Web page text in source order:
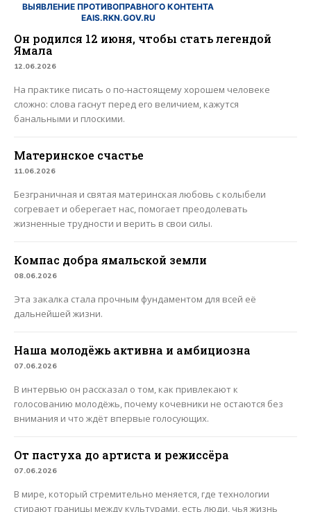
ВЫЯВЛЕНИЕ ПРОТИВОПРАВНОГО КОНТЕНТА
EAIS.RKN.GOV.RU
Он родился 12 июня, чтобы стать легендой
Ямала
12.06.2026
На практике писать о по-настоящему хорошем человеке
сложно: слова гаснут перед его величием, кажутся
банальными и плоскими.
Материнское счастье
11.06.2026
Безграничная и святая материнская любовь с колыбели
согревает и оберегает нас, помогает преодолевать
жизненные трудности и верить в свои силы.
Компас добра ямальской земли
08.06.2026
Эта закалка стала прочным фундаментом для всей её
дальнейшей жизни.
Наша молодёжь активна и амбициозна
07.06.2026
В интервью он рассказал о том, как привлекают к
голосованию молодёжь, почему кочевники не остаются без
внимания и что ждёт впервые голосующих.
От пастуха до артиста и режиссёра
07.06.2026
В мире, который стремительно меняется, где технологии
стирают границы между культурами, есть люди, чья жизнь